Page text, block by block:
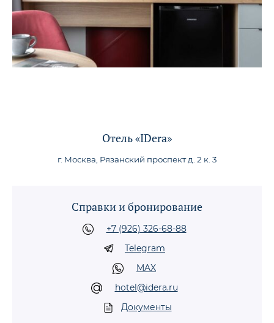
Отель «IDera»
г. Москва, Рязанский проспект д. 2 к. 3
Справки и бронирование
+7 (926) 326-68-88
Telegram
MAX
hotel@idera.ru
Документы